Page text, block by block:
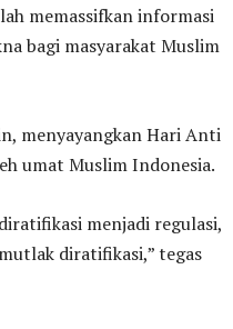
memassifkan informasi
bagi masyarakat Muslim
menyayangkan Hari Anti
umat Muslim Indonesia.
menjadi regulasi,
diratifikasi,” tegas